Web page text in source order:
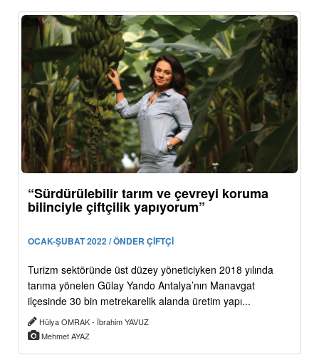
“Sürdürülebilir tarım ve çevreyi koruma
bilinciyle çiftçilik yapıyorum”
OCAK-ŞUBAT 2022 / ÖNDER ÇİFTÇİ
Turizm sektöründe üst düzey yöneticiyken 2018 yılında
tarıma yönelen Gülay Yando Antalya’nın Manavgat
ilçesinde 30 bin metrekarelik alanda üretim yapı...
Hülya OMRAK - İbrahim YAVUZ
Mehmet AYAZ